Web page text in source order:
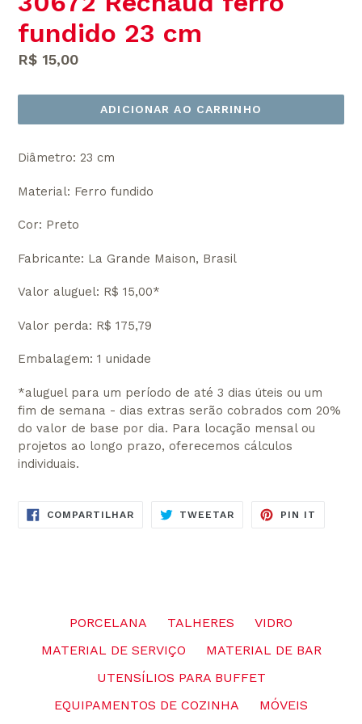
fundido 23 cm
Preço
R$ 15,00
ADICIONAR AO CARRINHO
Diâmetro: 23 cm
Material: Ferro fundido
Cor: Preto
Fabricante: La Grande Maison, Brasil
Valor aluguel: R$ 15,00*
Valor perda: R$ 175,79
Embalagem: 1 unidade
*aluguel para um período de até 3 dias úteis ou um
fim de semana - dias extras serão cobrados com 20%
do valor de base por dia. Para locação mensal ou
projetos ao longo prazo, oferecemos cálculos
individuais.
COMPARTILHARCOMPARTILHE
NO
TWEETAR TUITE
PIN IT
PORCELANA TALHERES
VIDRO
MATERIAL DE SERVIÇO
MATERIAL DE BAR
UTENSÍLIOS PARA BUFFET
EQUIPAMENTOS DE COZINHA
MÓVEIS